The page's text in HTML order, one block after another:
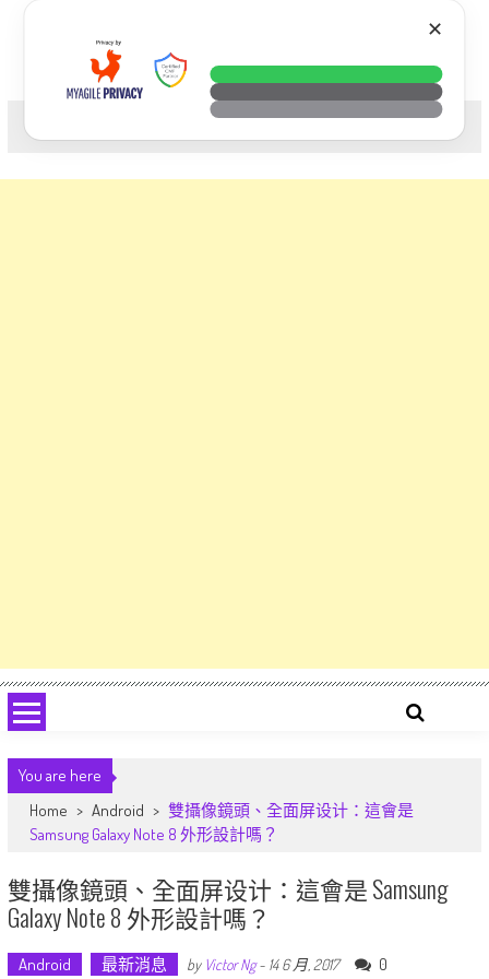
科技. 生活. 攝影.
You are here
Home > Android > 雙攝像鏡頭、全面屏设计：這會是
Samsung Galaxy Note 8 外形設計嗎？
雙攝像鏡頭、全面屏设计：這會是 Samsung
Galaxy Note 8 外形設計嗎？
Android 最新消息 by Victor Ng- 14 6 月, 2017 0
✕